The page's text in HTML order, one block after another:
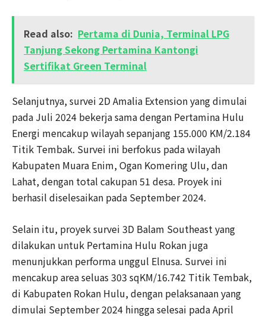
Read also: Pertama di Dunia, Terminal LPG
Tanjung Sekong Pertamina Kantongi
Sertifikat Green Terminal
Selanjutnya, survei 2D Amalia Extension yang dimulai
pada Juli 2024 bekerja sama dengan Pertamina Hulu
Energi mencakup wilayah sepanjang 155.000 KM/2.184
Titik Tembak. Survei ini berfokus pada wilayah
Kabupaten Muara Enim, Ogan Komering Ulu, dan
Lahat, dengan total cakupan 51 desa. Proyek ini
berhasil diselesaikan pada September 2024.
Selain itu, proyek survei 3D Balam Southeast yang
dilakukan untuk Pertamina Hulu Rokan juga
menunjukkan performa unggul Elnusa. Survei ini
mencakup area seluas 303 sqKM/16.742 Titik Tembak,
di Kabupaten Rokan Hulu, dengan pelaksanaan yang
dimulai September 2024 hingga selesai pada April